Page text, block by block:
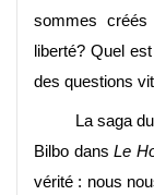
sommes
liberté? Quel
des questions
La saga du
Bilbo dansLe
vérité : nous